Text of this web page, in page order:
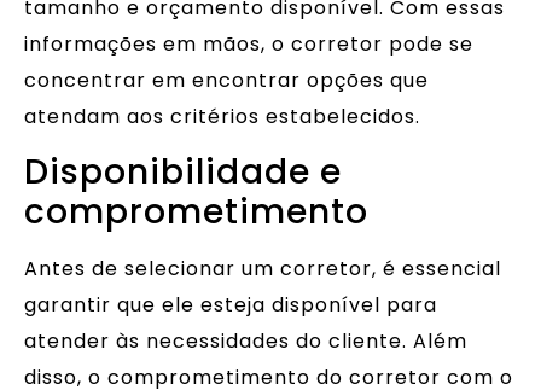
tamanho e orçamento disponível. Com essas
informações em mãos, o corretor pode se
concentrar em encontrar opções que
atendam aos critérios estabelecidos.
Disponibilidade e
comprometimento
Antes de selecionar um corretor, é essencial
garantir que ele esteja disponível para
atender às necessidades do cliente. Além
disso, o comprometimento do corretor com o